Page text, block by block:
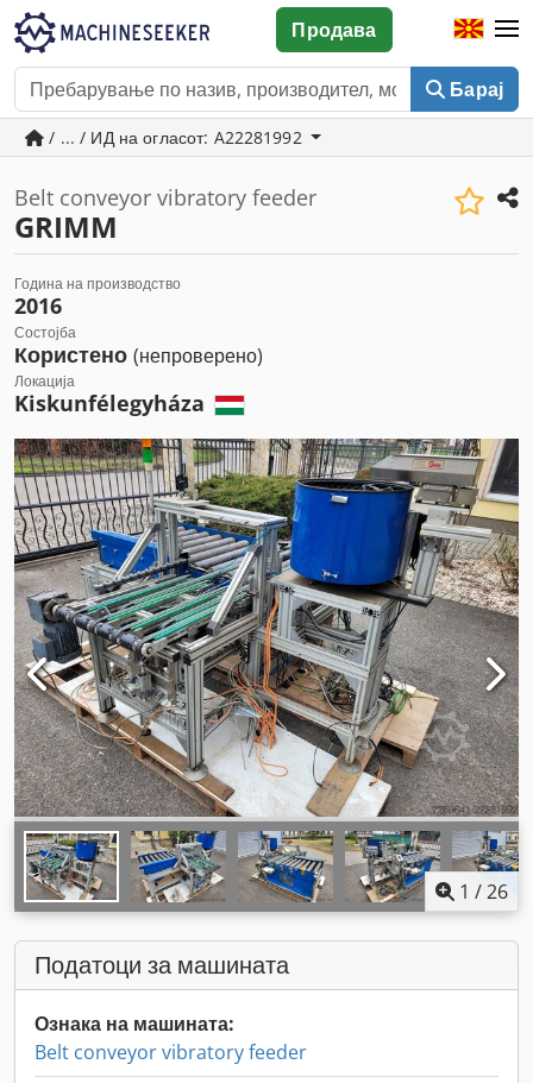
Барај
Продава
/ ... / ИД на огласот: A22281992
Belt conveyor vibratory feeder
GRIMM
Година на производство
2016
Состојба
Користено (непроверено)
Локација
Kiskunfélegyháza
1 /26
Податоци за машината
Ознака на машината:
Belt conveyor vibratory feeder